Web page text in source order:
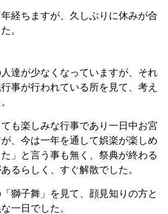
経ちますが、久しぶりに休みが合
。
達が少なくなっていますが、それ
事が行われている所を見て、考え
も楽しみな行事であり一日中お宮
、今は一年を通して娯楽が楽しめ
」と言う事も無く、祭典が終わる
るらしく、すぐ解散でした。
獅子舞」を見て、顔見知りの方と
一日でした。